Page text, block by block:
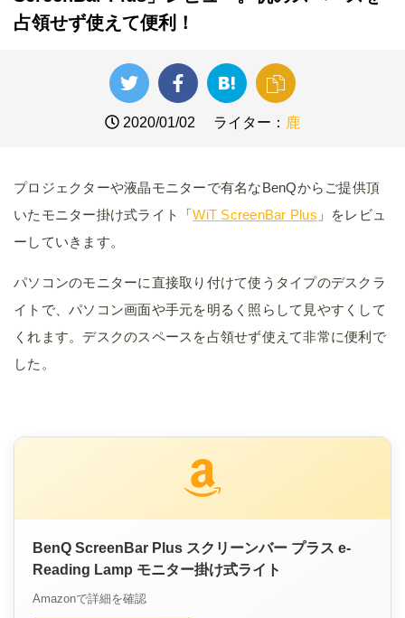
占領せず使えて便利！
2020/01/02 ライター： 鹿
プロジェクターや液晶モニターで有名なBenQからご提供頂
いたモニター掛け式ライト「WiT ScreenBar Plus 」をレビュ
ーしていきます。
パソコンのモニターに直接取り付けて使うタイプのデスクラ
イトで、パソコン画面や手元を明るく照らして見やすくして
くれます。デスクのスペースを占領せず使えて非常に便利で
した。
BenQ ScreenBar Plus スクリーンバー プラス e-
Reading Lamp モニター掛け式ライト
Amazonで詳細を確認